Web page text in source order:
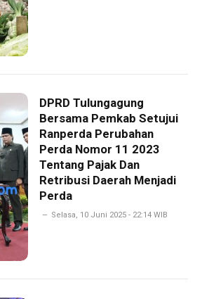
DPRD Tulungagung
Bersama Pemkab Setujui
Ranperda Perubahan
Perda Nomor 11 2023
Tentang Pajak Dan
Retribusi Daerah Menjadi
Perda
Selasa, 10 Juni 2025 - 22:14 WIB